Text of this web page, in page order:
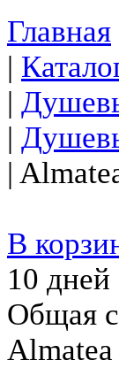
Главная
|
|
|
|
В
10 дней
Общая